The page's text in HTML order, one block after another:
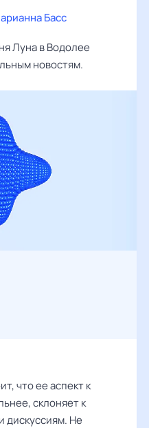
Басс
Луна в Водолее
новостям.
что ее аспект к
склоняет к
дискуссиям. Не